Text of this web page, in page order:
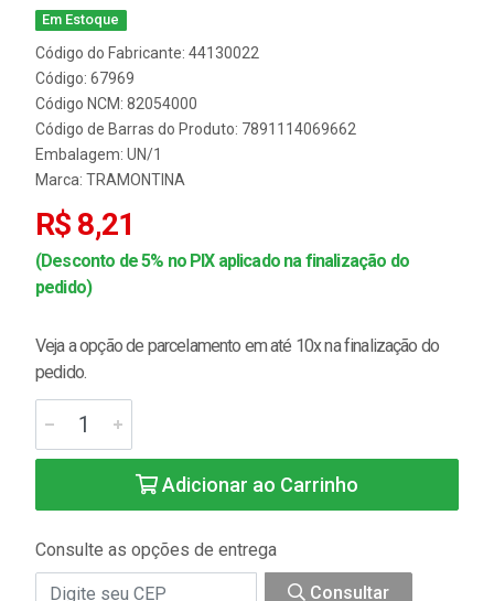
Em Estoque
Código do Fabricante: 44130022
Código: 67969
Código NCM: 82054000
Código de Barras do Produto: 7891114069662
Embalagem: UN/1
Marca: TRAMONTINA
R$ 8,21
(Desconto de 5% no PIX aplicado na finalização do
pedido)
Veja a opção de parcelamento em até 10x na finalização do
pedido.
Adicionar ao Carrinho
Consulte as opções de entrega
Consultar